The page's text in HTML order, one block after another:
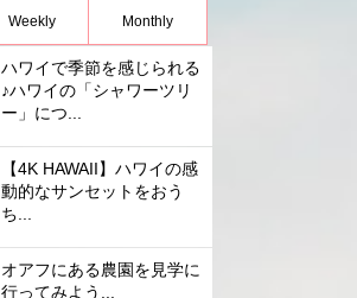
Weekly Monthly
ハワイで季節を感じられる
♪ハワイの「シャワーツリ
ー」につ...
【4K HAWAII】ハワイの感
動的なサンセットをおう
ち...
オアフにある農園を見学に
行ってみよう...